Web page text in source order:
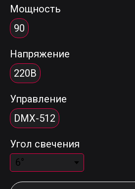
Мощность
90
Напряжение
220В
Управление
DMX-512
Угол свечения